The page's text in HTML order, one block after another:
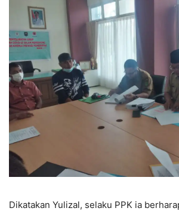
Dikatakan Yulizal, selaku PPK ia